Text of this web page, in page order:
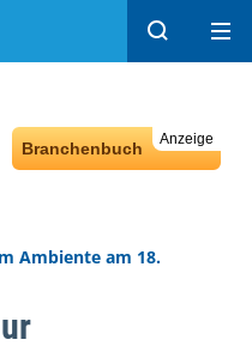
Suchen
Anzeige
Branchenbuch
Ambiente am 18.